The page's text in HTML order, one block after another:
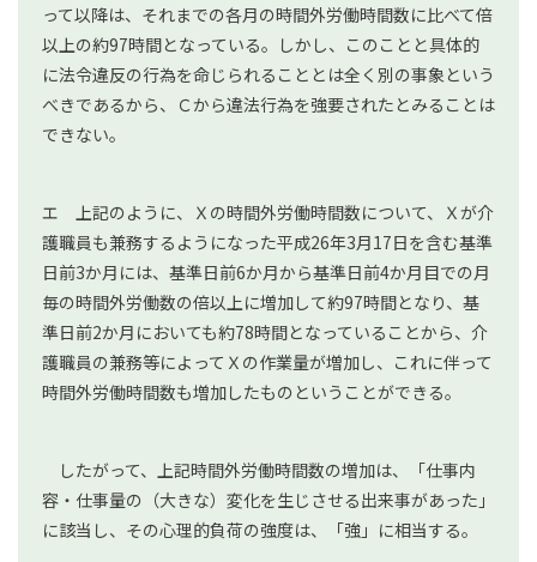
って以降は、それまでの各月の時間外労働時間数に比べて倍
以上の約97時間となっている。しかし、このことと具体的
に法令違反の行為を命じられることとは全く別の事象という
べきであるから、Ｃから違法行為を強要されたとみることは
できない。
エ 上記のように、Ｘの時間外労働時間数について、Ｘが介
護職員も兼務するようになった平成26年3月17日を含む基準
日前3か月には、基準日前6か月から基準日前4か月目での月
毎の時間外労働数の倍以上に増加して約97時間となり、基
準日前2か月においても約78時間となっていることから、介
護職員の兼務等によってＸの作業量が増加し、これに伴って
時間外労働時間数も増加したものということができる。
したがって、上記時間外労働時間数の増加は、「仕事内
容・仕事量の（大きな）変化を生じさせる出来事があった」
に該当し、その心理的負荷の強度は、「強」に相当する。